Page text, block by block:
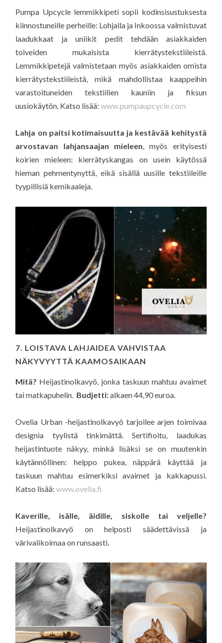
Pumpa Upcycle lemmikkipeti sopii kodinsisustuksesta
kiinnostuneille perheille: Lohjalla ja Inkoossa valmistuvat
laadukkaat ja uniikit pedit tehdään asiakkaiden
toiveiden mukaisista kierrätystekstiileistä.
Lemmikkipetejä valmistetaan myös asiakkaiden omista
kierrätystekstiileistä, mikä mahdollistaa kaappeihin
varastoituneiden tekstiilien kauniin ja fiksun
uusiokäytön. Katso lisää:www.pumpaupcycle.com
Lahja on paitsi kotimaisuutta ja kestävää kehitystä
arvostavan lahjansaajan mieleen, myös erityisesti
koirien mieleen: kierrätyskangas on usein käytössä
hieman pehmentynyttä, eikä sisällä uusille tekstiileille
tyypillisiä kemikaaleja.
7. LOISTAVA LAHJAIDEA VAHVISTAA
NÄKYVYYTTÄ KAAMOSAIKAAN
Mitä? Heijastinolkavyö, jonka taskuun mahtuu avaimet
tai matkapuhelin. Budjetti:alkaen 44,90 euroa.
Ovelia Urban -heijastinolkavyö tarjoilee arjen toimivaa
designia tyylistä tinkimättä. Sertifioitu, laadukas
heijastintuote näkyy, minkä lisäksi se on muutenkin
käytännöllinen: helppo pukea, näppärä käyttää ja
taskuun mahtuu esimerkiksi avaimet ja kakkapussi.
Katso lisää:www.ovelia.fi
Kaverille, isälle, äidille, siskolle tai veljelle?
Heijastinolkavyö on helposti säädettävissä ja
värivalikoimaa on runsaasti.